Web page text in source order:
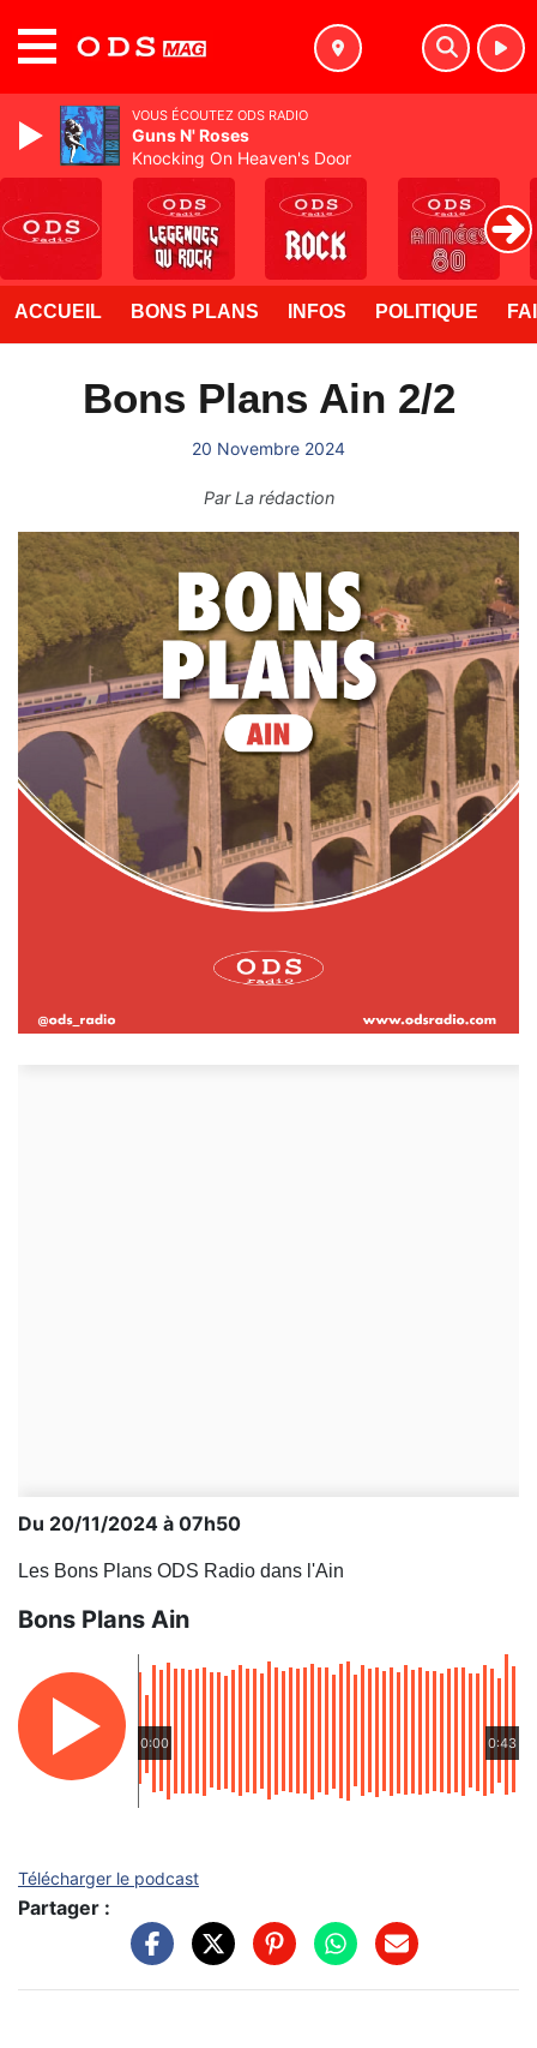
ACCUEIL BONS PLANS INFOS POLITIQUE
Bons Plans Ain 2/2
20 Novembre 2024
ParLa rédaction
Du 20/11/2024 à 07h50
Les Bons Plans ODS Radio dans l'Ain
Bons Plans Ain
0:00 0:43
Télécharger le podcast
Partager :
VOUS ÉCOUTEZ ODS RADIO
Guns N' Roses
Knocking On Heaven's Door